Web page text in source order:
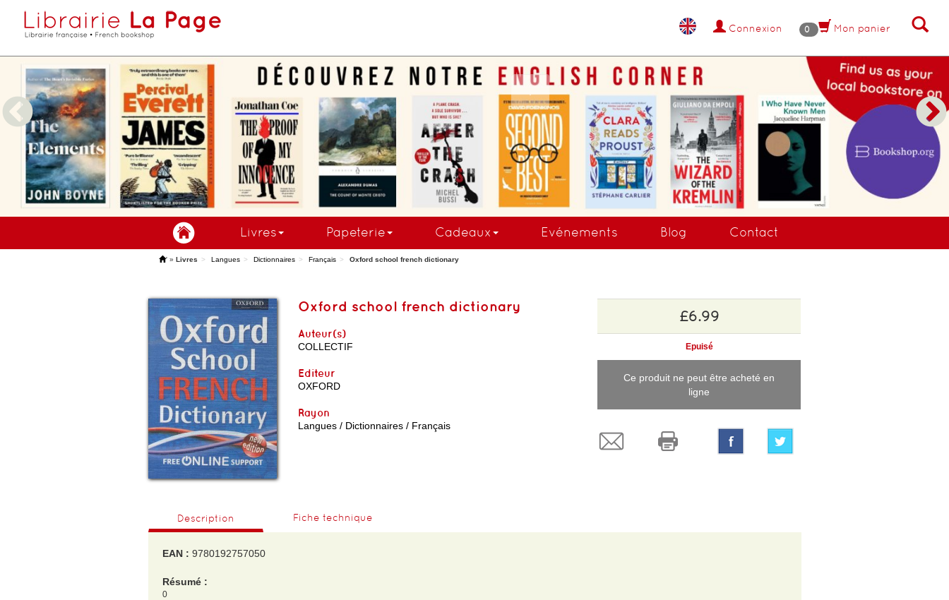
Connexion 0 Mon panier
.
Livres Papeterie Cadeaux Evénements Blog Contact
'» Livres Langues Dictionnaires Français Oxford school french dictionary
Oxford school french dictionary
Auteur(s)
COLLECTIF
Editeur
OXFORD
Rayon
Langues / Dictionnaires / Français
£6.99
Epuisé
Ce produit ne peut être acheté en
ligne
Description Fiche technique
EAN : 9780192757050
Résumé :
0